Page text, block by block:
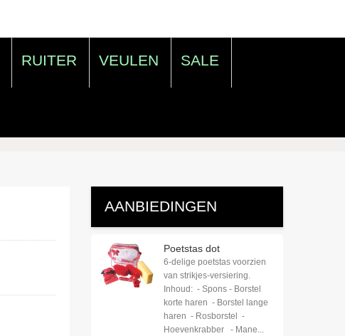
RUITER VEULEN SALE
AANBIEDINGEN
Poetstas dot
6-delige poetstas voorzien
van strikjes-versiering.
Inhoud: - Spons - Borstel
korte haren - Borstel lange
haren - Rosborstel -
Hoevenkrabber - Mane...